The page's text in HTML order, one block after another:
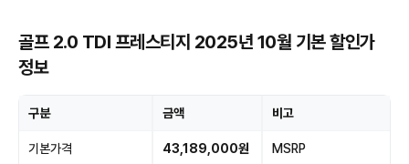
골프 2.0 TDI 프레스티지 2025년 10월 기본 할인가
정보
구분 금액 비고
기본가격 43,189,000원 MSRP